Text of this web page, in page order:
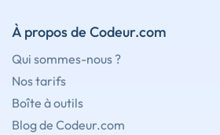
À propos de Codeur.com
Qui sommes-nous ?
Nos tarifs
Boîte à outils
Blog de Codeur.com